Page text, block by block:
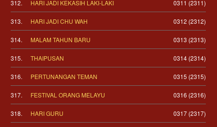
312. HARI JADI KEKASIH LAKI-LAKI 0311 (2311)
313. HARI JADI CHU WAH 0312 (2312)
314. MALAM TAHUN BARU 0313 (2313)
315. THAIPUSAN 0314 (2314)
316. PERTUNANGAN TEMAN 0315 (2315)
317. FESTIVAL ORANG MELAYU 0316 (2316)
318. HARI GURU 0317 (2317)